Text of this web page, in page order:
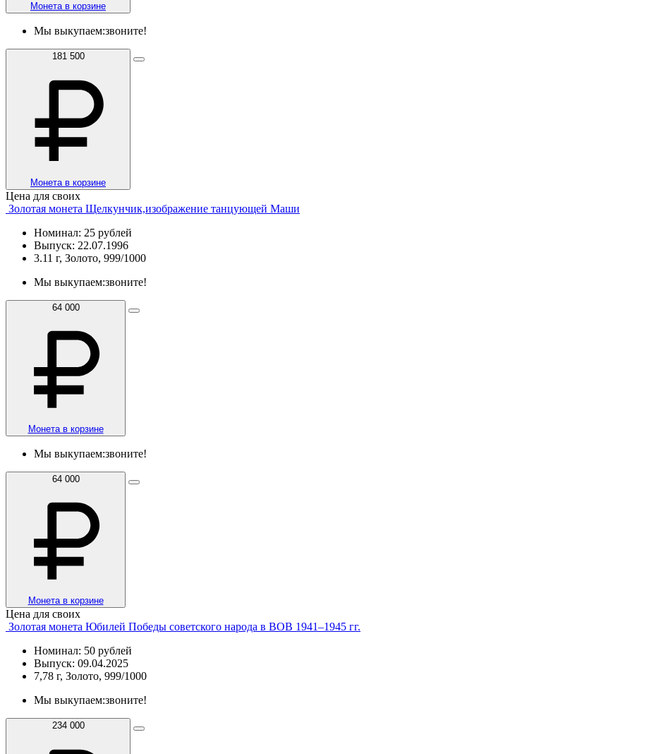
Монета в корзине
Мы выкупаем:звоните!
181 500
Монета в корзине
Цена для своих
Золотая монета Щелкунчик,изображение танцующей Маши
Номинал: 25 рублей
Выпуск: 22.07.1996
3.11 г, Золото, 999/1000
Мы выкупаем:звоните!
64 000
Монета в корзине
Мы выкупаем:звоните!
64 000
Монета в корзине
Цена для своих
Золотая монета Юбилей Победы советского народа в ВОВ 1941–1945 гг.
Номинал: 50 рублей
Выпуск: 09.04.2025
7,78 г, Золото, 999/1000
Мы выкупаем:звоните!
234 000